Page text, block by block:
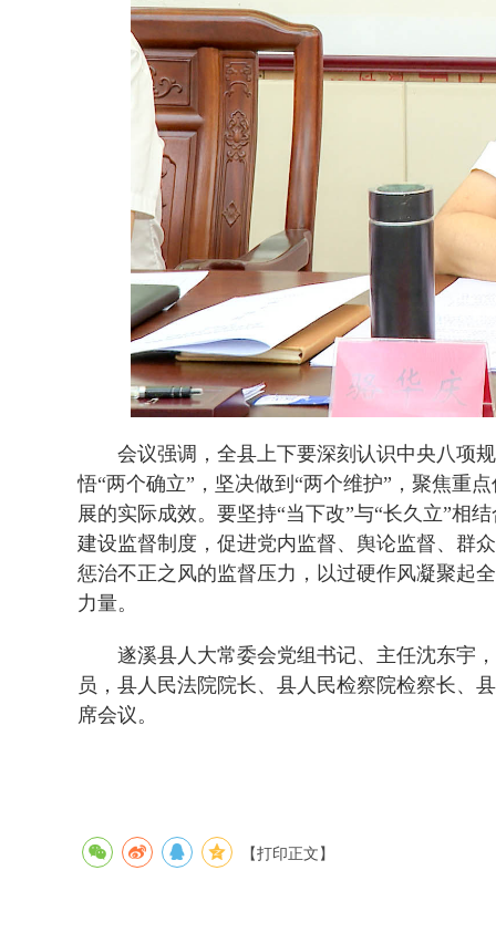
会议强调，全县上下要深刻认识中央八项规
悟“两个确立”，坚决做到“两个维护”，聚焦重
展的实际成效。要坚持“当下改”与“长久立”相
建设监督制度，促进党内监督、舆论监督、群
惩治不正之风的监督压力，以过硬作风凝聚起
力量。
遂溪县人大常委会党组书记、主任沈东宇，
员，县人民法院院长、县人民检察院检察长、
席会议。
【打印正文】